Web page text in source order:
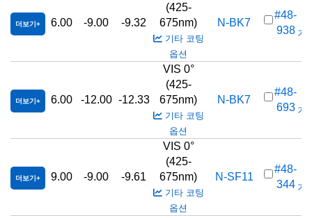
더보기 6.00 -9.00 -9.32
(425-
675nm)
기타 코팅
옵션
N-BK7
#48-
938 가
더보기 6.00 -12.00 -12.33
VIS 0°
(425-
675nm)
기타 코팅
옵션
N-BK7
#48-
693 가
더보기 9.00 -9.00 -9.61
VIS 0°
(425-
675nm)
기타 코팅
옵션
N-SF11
#48-
344 가